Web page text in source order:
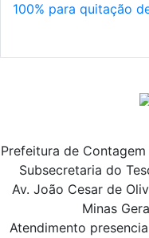
100% para quitação
Prefeitura de
Subsecretaria do
Av. João Cesar de
Minas
Atendimento